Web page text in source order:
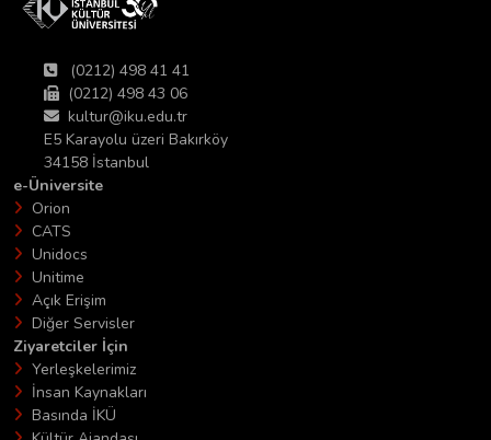
(0212) 498 41 41
(0212) 498 43 06
kultur@iku.edu.tr
E5 Karayolu üzeri Bakırköy
34158 İstanbul
e-Üniversite
Orion
CATS
Unidocs
Unitime
Açık Erişim
Diğer Servisler
Ziyaretciler İçin
Yerleşkelerimiz
İnsan Kaynakları
Basında İKÜ